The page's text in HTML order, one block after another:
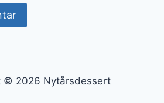
© 2026 Nytårsdessert